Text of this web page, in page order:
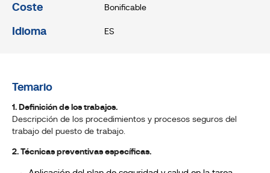
Coste Bonificable
Idioma ES
Temario
1. Definición de los trabajos.
Descripción de los procedimientos y procesos seguros del
trabajo del puesto de trabajo.
2. Técnicas preventivas específicas.